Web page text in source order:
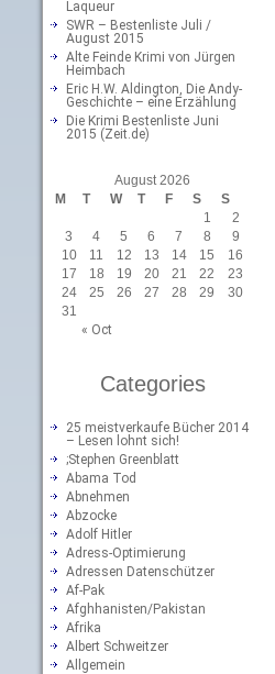
Laqueur
SWR – Bestenliste Juli /
August 2015
Alte Feinde Krimi von Jürgen
Heimbach
Eric H.W. Aldington, Die Andy-
Geschichte – eine Erzählung
Die Krimi Bestenliste Juni
2015 (Zeit.de)
August 2026
M
T W T F S S
« Oct
1
2
3
4 5 6 7 8
9
10
11 12 13 14 15
16
17
18 19 20 21 22
23
24
25 26 27 28 29
30
31
Categories
25 meistverkaufe Bücher 2014
– Lesen lohnt sich!
;Stephen Greenblatt
Abama Tod
Abnehmen
Abzocke
Adolf Hitler
Adress-Optimierung
Adressen Datenschützer
Af-Pak
Afghhanisten/Pakistan
Afrika
Albert Schweitzer
Allgemein